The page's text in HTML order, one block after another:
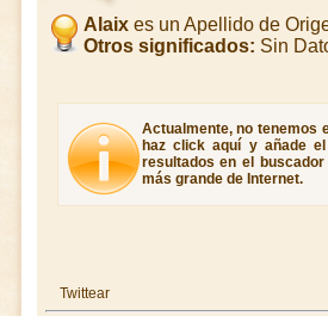
Alaixes un Apellido de
Otros significados: Sin
Actualmente, no tenemos
haz click aquí y añade
resultados en el
más grande de Internet.
Twittear